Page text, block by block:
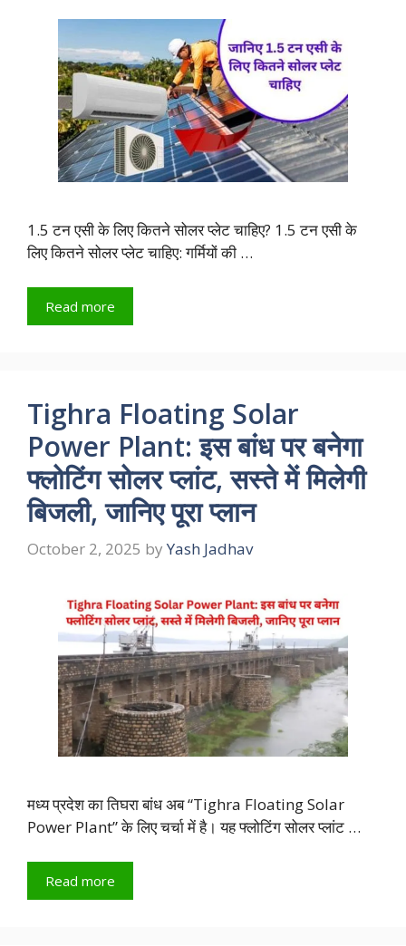
1.5 टन एसी के लिए कितने सोलर प्लेट चाहिए? 1.5 टन एसी के
लिए कितने सोलर प्लेट चाहिए: गर्मियों की …
Read more
Tighra Floating Solar
Power Plant: इस बांध पर बनेगा
फ्लोटिंग सोलर प्लांट, सस्ते में मिलेगी
बिजली, जानिए पूरा प्लान
October 2, 2025 by Yash Jadhav
मध्य प्रदेश का तिघरा बांध अब “Tighra Floating Solar
Power Plant” के लिए चर्चा में है। यह फ्लोटिंग सोलर प्लांट …
Read more